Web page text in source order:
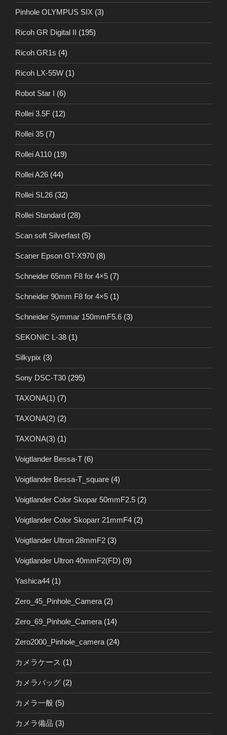
Pinhole OLYMPUS SIX (3)
Ricoh GR Digital II (195)
Ricoh GR1s (4)
Ricoh LX-55W (1)
Robot Star I (6)
Rollei 3.5F (12)
Rollei 35 (7)
Rollei A110 (19)
Rollei A26 (44)
Rollei SL26 (32)
Rollei Standard (28)
Scan soft Silverfast (5)
Scaner Epson GT-X970 (8)
Schneider 65mm F8 for 4×5 (7)
Schneider 90mm F8 for 4×5 (1)
Schneider Symmar 150mmF5.6 (3)
SEKONIC L-38 (1)
Silkypix (3)
Sony DSC-T30 (295)
TAXONA(1) (7)
TAXONA(2) (2)
TAXONA(3) (1)
Voigtlander Bessa-T (6)
Voigtlander Bessa-T_square (4)
Voigtlander Color Skopar 50mmF2.5 (2)
Voigtlander Color Skoparr 21mmF4 (2)
Voigtlander Ultron 28mmF2 (3)
Voigtlander Ultron 40mmF2(FD) (9)
Yashica44 (1)
Zero_45_Pinhole_Camera (2)
Zero_69_Pinhole_Camera (14)
Zero2000_Pinhole_camera (24)
カメラケース (1)
カメラバッグ (2)
カメラ一般 (5)
カメラ備品 (3)